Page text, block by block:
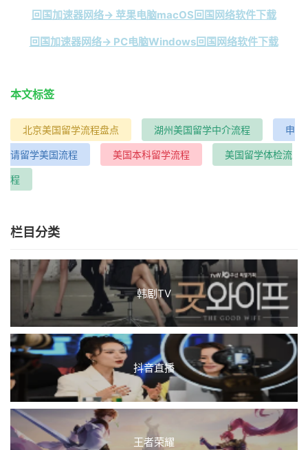
回国加速器网络→ 苹果电脑macOS回国网络软件下载
回国加速器网络→ PC电脑Windows回国网络软件下载
本文标签
北京美国留学流程盘点 湖州美国留学中介流程 申
请留学美国流程 美国本科留学流程 美国留学体检流
程
栏目分类
韩剧TV
抖音直播
王者荣耀